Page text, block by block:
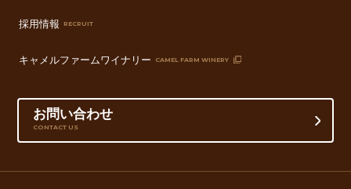
採用情報 RECRUIT
キャメルファームワイナリー CAMEL FARM WINERY
お問い合わせ
CONTACT US